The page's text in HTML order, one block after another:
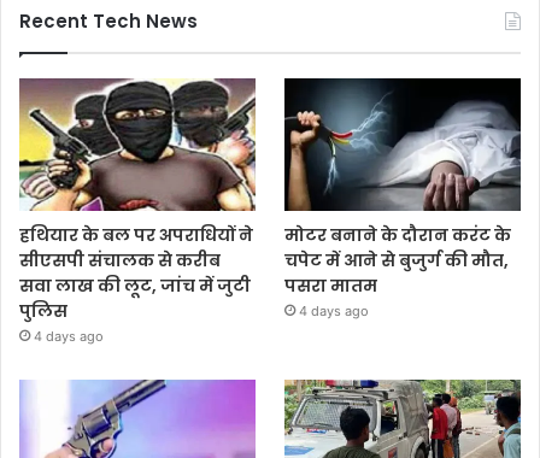
Recent Tech News
हथियार के बल पर अपराधियों ने
सीएसपी संचालक से करीब
सवा लाख की लूट, जांच में जुटी
पुलिस
4 days ago
मोटर बनाने के दौरान करंट के
चपेट में आने से बुजुर्ग की मौत,
पसरा मातम
4 days ago